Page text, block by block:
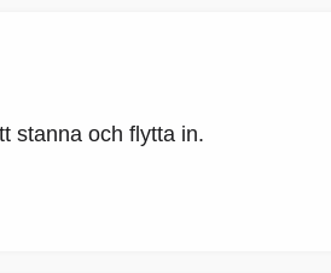
stanna och flytta in.